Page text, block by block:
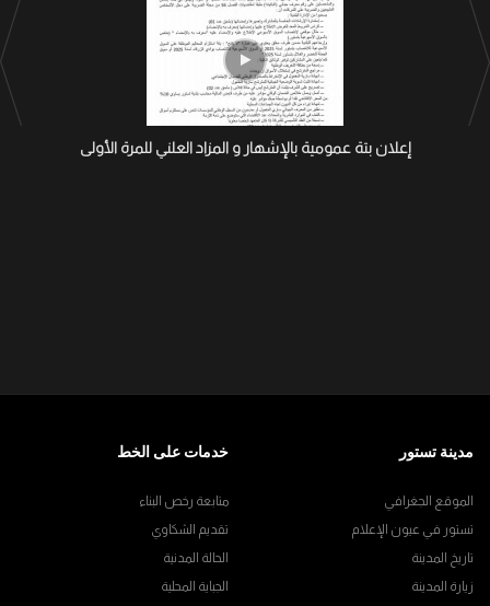
إعلان بتة عمومية بالإشهار و المزاد العلني للمرة الأولى
مدينة تستور
الموقع الجغرافي
تستور في عيون الإعلام
تاريخ المدينة
زيارة المدينة
خدمات على الخط
متابعة رخص البناء
تقديم الشكاوي
الحالة المدنية
الجباية المحلية